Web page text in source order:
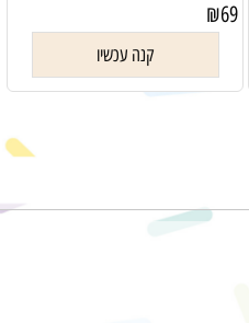
₪69
קנה עכשיו